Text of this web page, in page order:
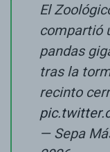
El
compartió
pandas
tras la
recinto
— Sepa